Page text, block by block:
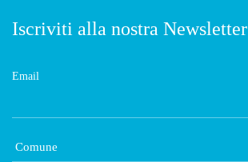
Iscriviti alla nostra Newsletter
Email